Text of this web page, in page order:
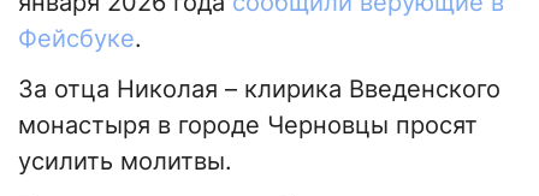
Фейсбуке.
За отца Николая – клирика Введенского
монастыря в городе Черновцы просят
усилить молитвы.